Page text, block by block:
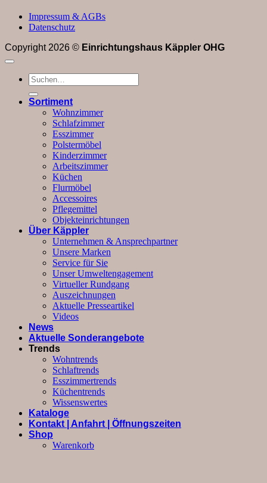
Impressum & AGBs
Datenschutz
Copyright 2026 © Einrichtungshaus Käppler OHG
Suchen
nach:
Sortiment
Wohnzimmer
Schlafzimmer
Esszimmer
Polstermöbel
Kinderzimmer
Arbeitszimmer
Küchen
Flurmöbel
Accessoires
Pflegemittel
Objekteinrichtungen
Über Käppler
Unternehmen & Ansprechpartner
Unsere Marken
Service für Sie
Unser Umweltengagement
Virtueller Rundgang
Auszeichnungen
Aktuelle Presseartikel
Videos
News
Aktuelle Sonderangebote
Trends
Wohntrends
Schlaftrends
Esszimmertrends
Küchentrends
Wissenswertes
Kataloge
Kontakt | Anfahrt | Öffnungszeiten
Shop
Warenkorb